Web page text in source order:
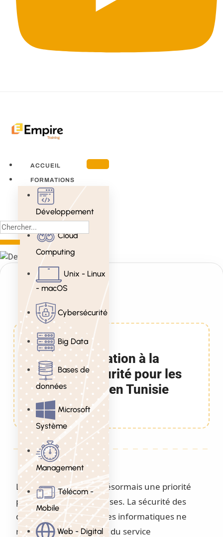
ACCUEIL
FORMATIONS
Développement
Cloud
Computing
Unix - Linux
- macOS
Cybersécurité
Big Data
Bases de
données
Microsoft
Système
Management
Télécom -
Mobile
Web - Digital
Formation
Sensibilisation à la
Cybersécurité pour les
Employés en Tunisie
1 Jours
Lacybersécurité est désormais une priorité
pour toutes les entreprises. La sécurité des
données et des systèmes informatiques ne
relève pas uniquement du service